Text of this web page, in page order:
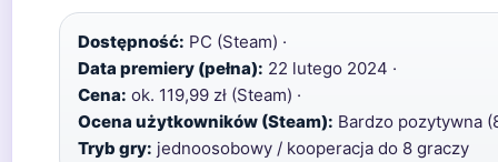
Dostępność: PC (Steam) ·
Data premiery (pełna): 22 lutego 2024 ·
Cena: ok. 119,99 zł (Steam) ·
Ocena użytkowników (Steam): Bardzo pozytywna
Tryb gry: jednoosobowy / kooperacja do 8 graczy